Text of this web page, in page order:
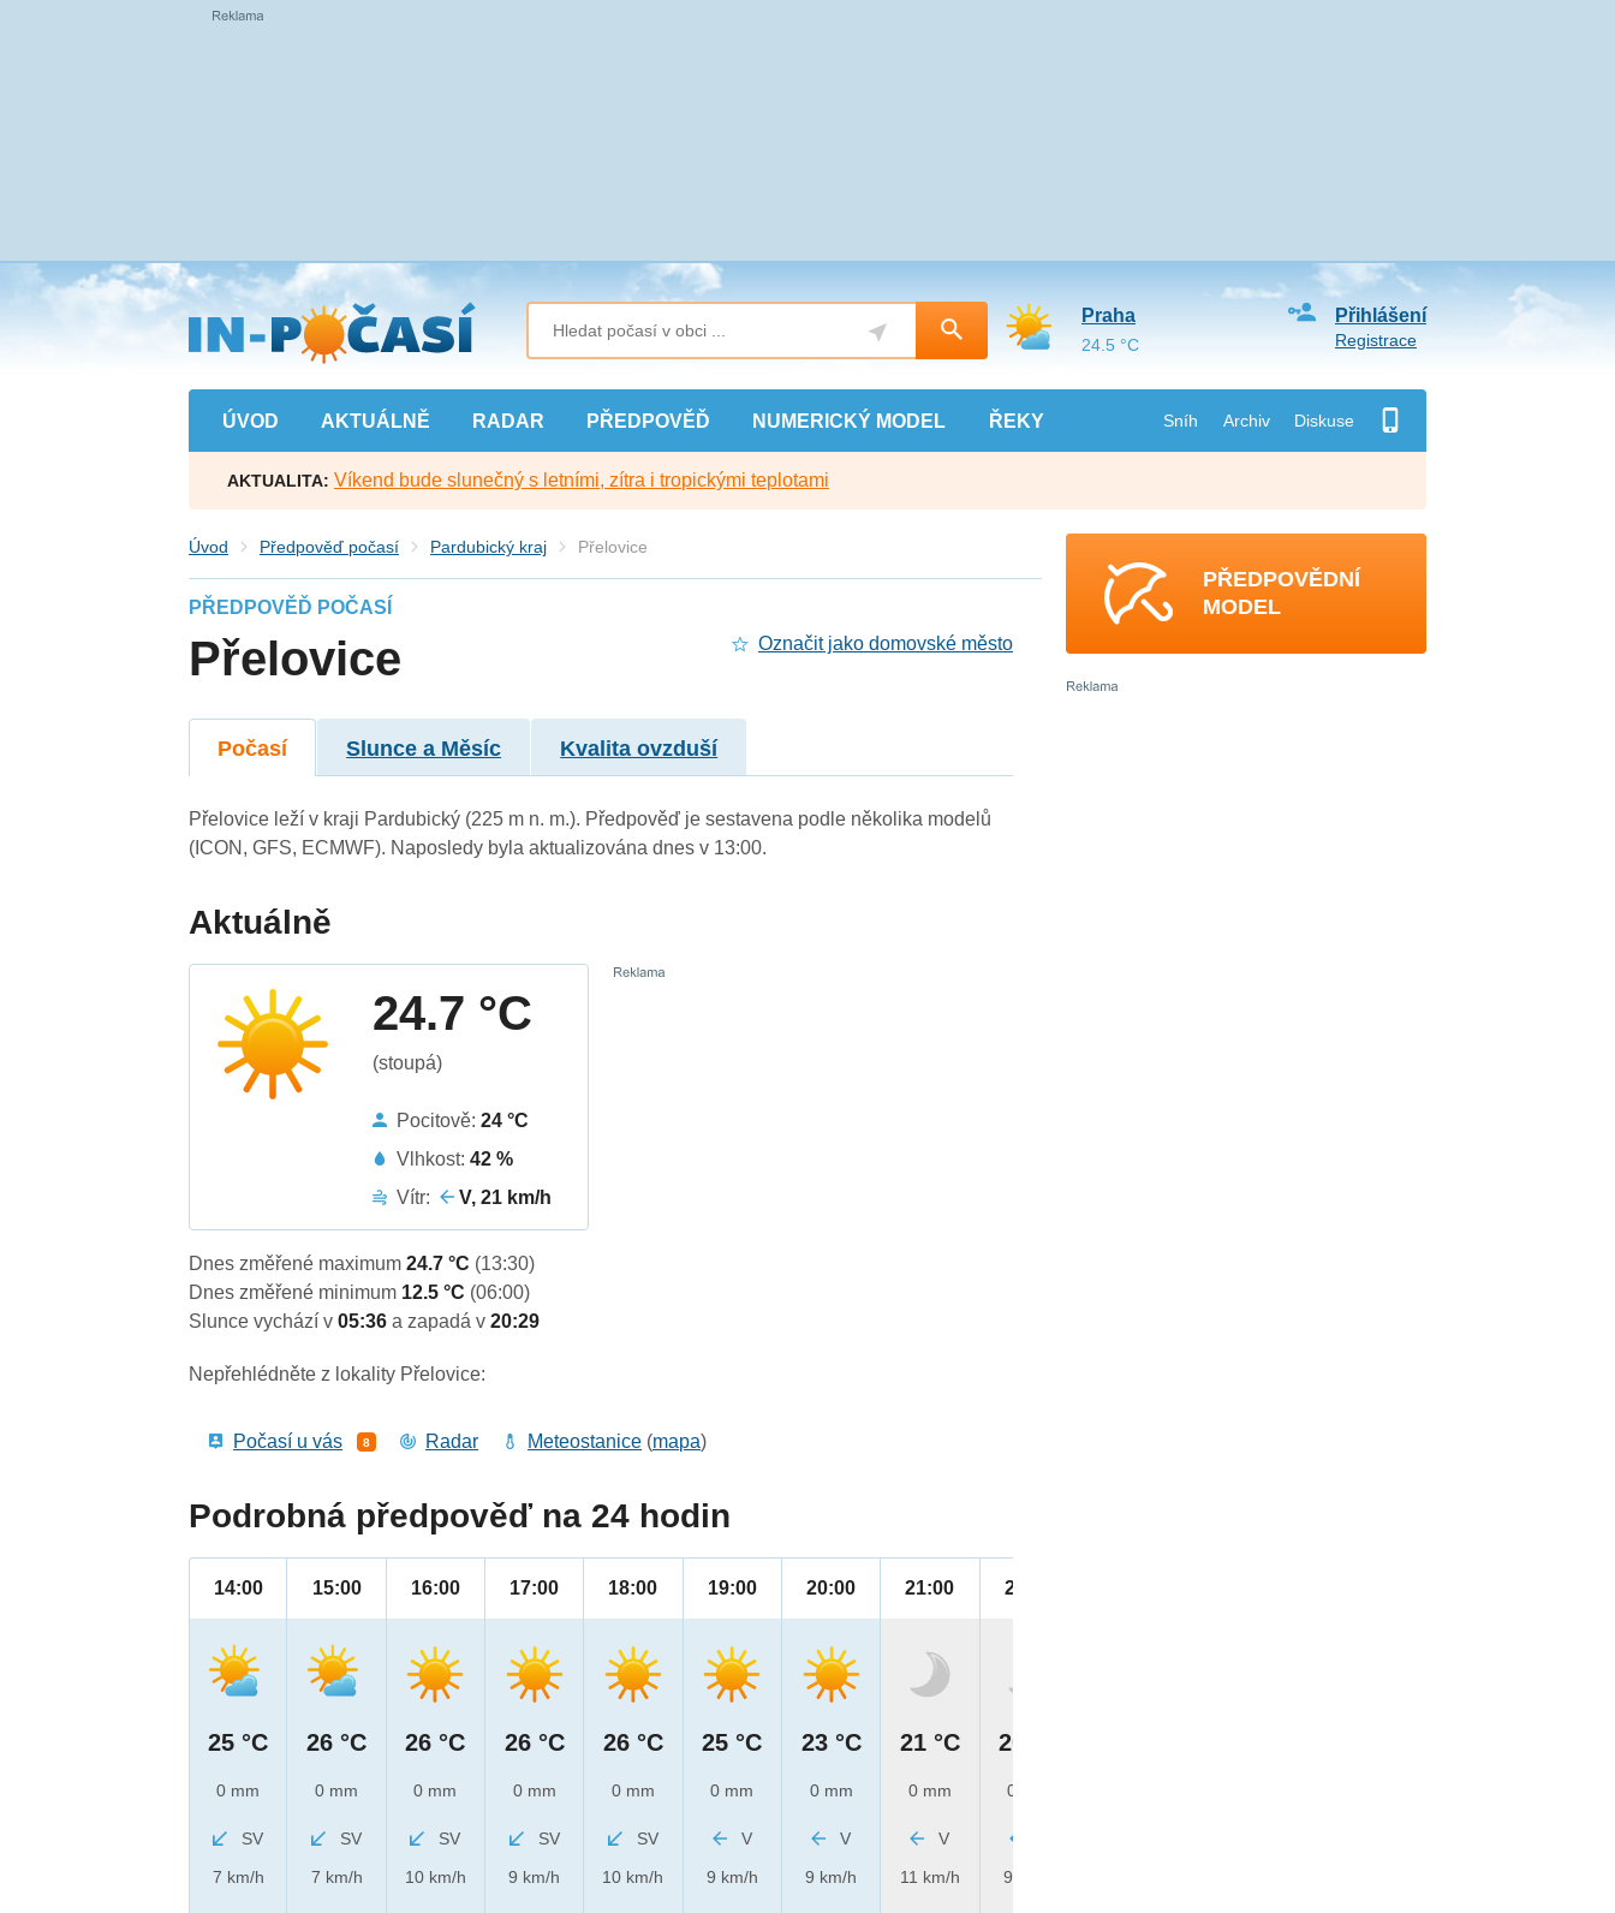
Přejít
na
hlavní
obsah
ÚVOD AKTUÁLNĚ RADAR PŘEDPOVĚĎ NUMERICKÝ MODEL ŘEKY Sníh Archiv Diskuse
Přihlášení
Registrace
Praha
24.5 °C
AKTUALITA: Víkend bude slunečný s letními, zítra i tropickými teplotami
Úvod Předpověď počasí Pardubický kraj Přelovice
PŘEDPOVĚĎ POČASÍ
Přelovice Označit jako domovské město
Počasí Slunce a Měsíc Kvalita ovzduší
Přelovice leží v kraji Pardubický (225 m n. m.). Předpověď je sestavena podle několika modelů
(ICON, GFS, ECMWF). Naposledy byla aktualizována dnes v 13:00.
Aktuálně
24.7 °C
(stoupá)
Pocitově:24 °C
Vlhkost:42 %
Vítr:
V, 21 km/h
Dnes změřené maximum24.7 °C (13:30)
Dnes změřené minimum 12.5 °C (06:00)
Slunce vychází v05:36a zapadá v20:29
Nepřehlédněte z lokality Přelovice:
Počasí u vás 8 Radar Meteostanice (mapa)
Podrobná předpověď na 24 hodin
14:00
25 °C
0 mm
SV
7 km/h
15:00
26 °C
0 mm
SV
7 km/h
16:00
26 °C
0 mm
SV
10 km/h
17:00
26 °C
0 mm
SV
9 km/h
18:00
26 °C
0 mm
SV
10 km/h
19:00
25 °C
0 mm
V
9 km/h
20:00
23 °C
0 mm
V
9 km/h
21:00
21 °C
0 mm
V
11 km/h
22:00
20 °C
0 mm
9 km/h
PŘEDPOVĚDNÍ
MODEL